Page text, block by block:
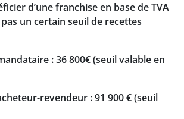
d’une franchise en base de TVA
un certain seuil de recettes
: 36 800€ (seuil valable en
revendeur : 91 900 € (seuil